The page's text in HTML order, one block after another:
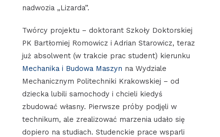
nadwozia „Lizarda”.
Twórcy projektu – doktorant Szkoły Doktorskiej
PK Bartłomiej Romowicz i Adrian Starowicz, teraz
już absolwent (w trakcie prac student) kierunku
Mechanika i Budowa Maszyn na Wydziale
Mechanicznym Politechniki Krakowskiej – od
dziecka lubili samochody i chcieli kiedyś
zbudować własny. Pierwsze próby podjęli w
technikum, ale zrealizować marzenia udało się
dopiero na studiach. Studenckie prace wsparli